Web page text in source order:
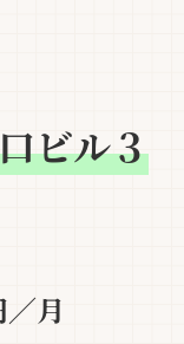
ビル３
月